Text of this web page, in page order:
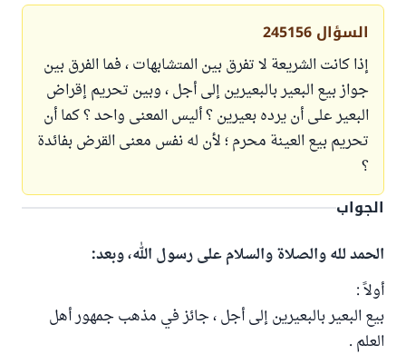
السؤال 245156
إذا كانت الشريعة لا تفرق بين المتشابهات ، فما الفرق بين
جواز بيع البعير بالبعيرين إلى أجل ، وبين تحريم إقراض
البعير على أن يرده بعيرين ؟ أليس المعنى واحد ؟ كما أن
تحريم بيع العينة محرم ؛ لأن له نفس معنى القرض بفائدة
؟
الجواب
الحمد لله والصلاة والسلام على رسول الله، وبعد:
أولاً :
بيع البعير بالبعيرين إلى أجل ، جائز في مذهب جمهور أهل
العلم .